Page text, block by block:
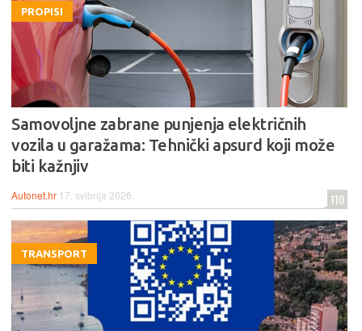
PROPISI
Samovoljne zabrane punjenja električnih
vozila u garažama: Tehnički apsurd koji može
biti kažnjiv
Autonet.hr 17. svibnja 2026. 110
TRANSPORT